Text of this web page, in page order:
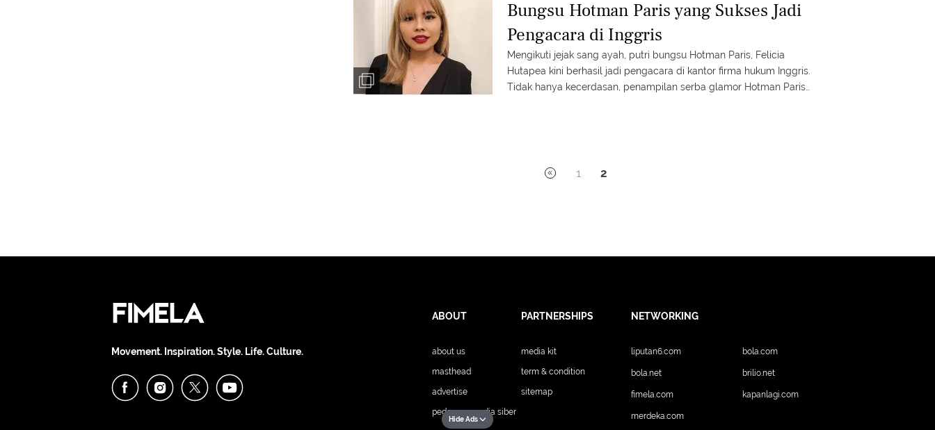
Bungsu Hotman Paris yang Sukses Jadi
Pengacara di Inggris
Mengikuti jejak sang ayah, putri bungsu Hotman Paris, Felicia
Hutapea kini berhasil jadi pengacara di kantor firma hukum Inggris.
Tidak hanya kecerdasan, penampilan serba glamor Hotman Paris
1 2
Movement. Inspiration. Style. Life. Culture.
ABOUT PARTNERSHIPS
about us media kit
masthead term & condition
advertise sitemap
pedoman media siber
NETWORKING
liputan6.com bola.com
bola.net brilio.net
fimela.com kapanlagi.com
merdeka.com
Hide Ads